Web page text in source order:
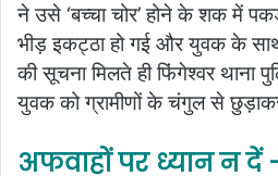
ने उसे ‘बच्चा चोर’ होने के शक में
भीड़ इकट्ठा हो गई और युवक के
की सूचना मिलते ही फिंगेश्वर थाना
युवक को ग्रामीणों के चंगुल से
अफवाहों पर ध्यान न दें